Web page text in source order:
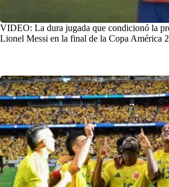
VIDEO: La dura jugada que condicionó la
Lionel Messi en la final de la Copa América